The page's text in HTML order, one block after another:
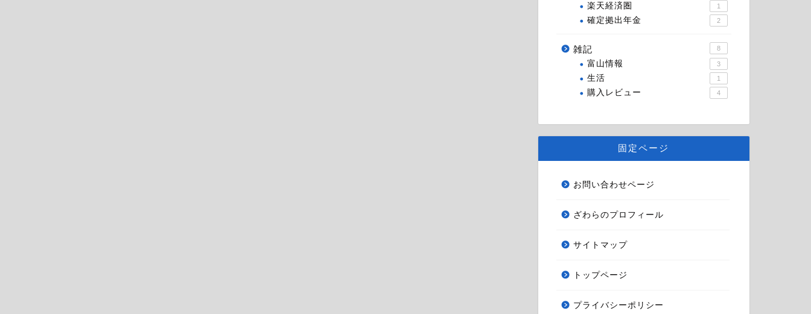
楽天経済圏 1
確定拠出年金 2
雑記 8
富山情報 3
生活 1
購入レビュー 4
固定ページ
お問い合わせページ
ざわらのプロフィール
サイトマップ
トップページ
プライバシーポリシー